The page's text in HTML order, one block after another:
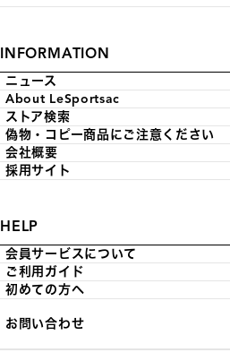
INFORMATION
ニュース
About LeSportsac
ストア検索
偽物・コピー商品にご注意ください
会社概要
採用サイト
HELP
会員サービスについて
ご利用ガイド
初めての方へ
お問い合わせ